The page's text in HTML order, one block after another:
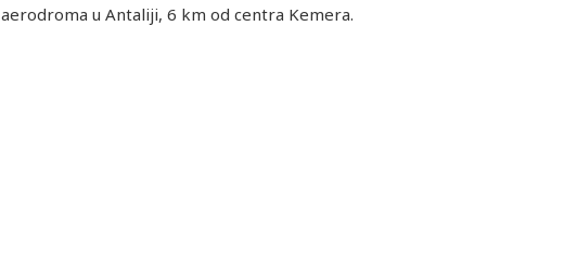
aerodroma u Antaliji, 6 km od centra Kemera.